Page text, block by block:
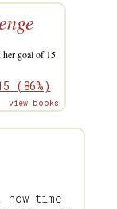
her goal of 15
(86%)
view books
time